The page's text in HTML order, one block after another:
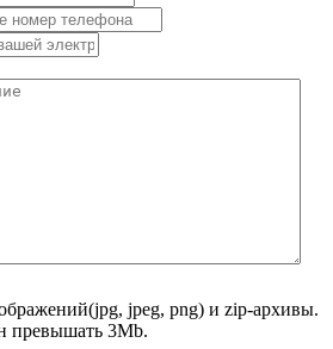
jpeg, png) и zip-архивы.
превышать 3Mb.